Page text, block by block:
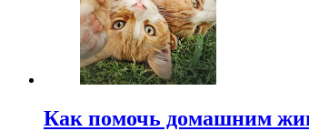
Как помочь домашним